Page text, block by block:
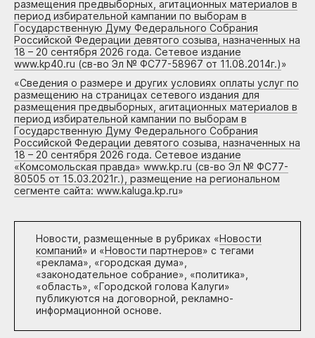
размещения предвыборных, агитационных материалов в
период избирательной кампании по выборам в
Государственную Думу Федерального Собрания
Российской Федерации девятого созыва, назначенных на
18 – 20 сентября 2026 года. Сетевое издание
www.kp40.ru (св-во Эл № ФС77-58967 от 11.08.2014г.)»
«Сведения о размере и других условиях оплаты услуг по
размещению на страницах сетевого издания для
размещения предвыборных, агитационных материалов в
период избирательной кампании по выборам в
Государственную Думу Федерального Собрания
Российской Федерации девятого созыва, назначенных на
18 – 20 сентября 2026 года. Сетевое издание
«Комсомольская правда» www.kp.ru (св-во Эл № ФС77-
80505 от 15.03.2021г.), размещение на региональном
сегменте сайта: www.kaluga.kp.ru»
Новости, размещенные в рубриках «Новости
компаний» и «Новости партнеров» с тегами
«реклама», «городская дума»,
«законодательное собрание», «политика»,
«область», «Городской голова Калуги»
публикуются на договорной, рекламно-
информационной основе.